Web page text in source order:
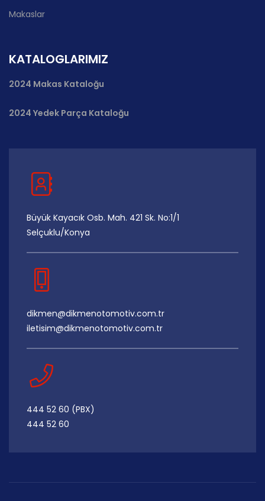
Makaslar
KATALOGLARIMIZ
2024 Makas Kataloğu
2024 Yedek Parça Kataloğu
Büyük Kayacık Osb. Mah. 421 Sk. No:1/1
Selçuklu/Konya
dikmen@dikmenotomotiv.com.tr
iletisim@dikmenotomotiv.com.tr
444 52 60 (PBX)
444 52 60